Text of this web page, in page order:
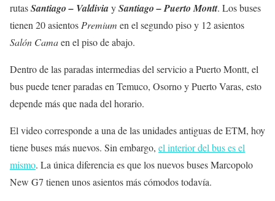
rutasSantiago – ValdiviaySantiago – Puerto Montt. Los buses
tienen 20 asientos Premium en el segundo piso y 12 asientos
Salón Camaen el piso de abajo.
Dentro de las paradas intermedias del servicio a Puerto Montt, el
bus puede tener paradas en Temuco, Osorno y Puerto Varas, esto
depende más que nada del horario.
El video corresponde a una de las unidades antiguas de ETM, hoy
tiene buses más nuevos. Sin embargo, el interior del bus es el
mismo. La única diferencia es que los nuevos buses Marcopolo
New G7 tienen unos asientos más cómodos todavía.